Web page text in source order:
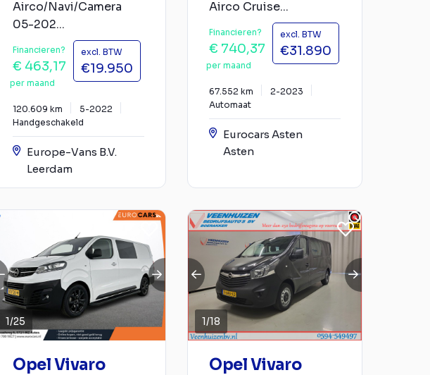
Airco/Navi/Camera
05-202...
Financieren?
€ 463,17
per maand
excl. BTW
€19.950
120.609 km
5-2022
Handgeschakeld
Europe-Vans B.V.
Leerdam
Airco Cruise...
Financieren?
€ 740,37
per maand
excl. BTW
€31.890
67.552 km
2-2023
Automaat
Eurocars Asten
Asten
1/25
Opel Vivaro
1/18
Opel Vivaro